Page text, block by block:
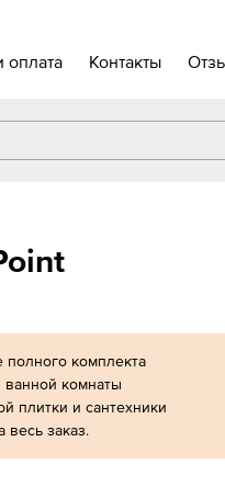
оплата Контакты
полного комплекта
ванной комнаты
плитки и сантехники
весь заказ.